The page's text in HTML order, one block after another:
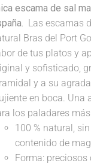
escama de sal
Las escamas
Bras del Port
de tus platos y
y sofisticado,
y a su
en boca. Una
los paladares
100 % natural,
contenido de
Forma: